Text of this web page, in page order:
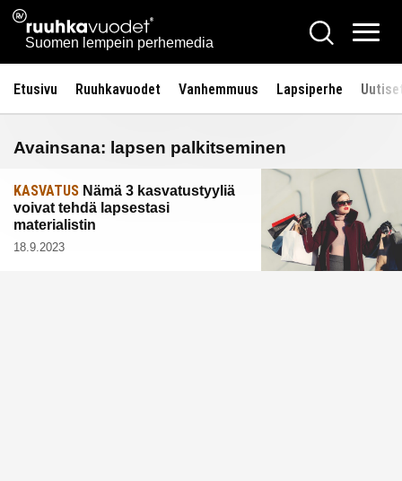
Siirry
sisältöön
Ruuhkavuodet.fi
Suomen lempein perhemedia
Hae
Etusivu Ruuhkavuodet Vanhemmuus Lapsiperhe
Avainsana: lapsen palkitseminen
KASVATUS Nämä 3 kasvatustyyliä
voivat tehdä lapsestasi
materialistin
18.9.2023